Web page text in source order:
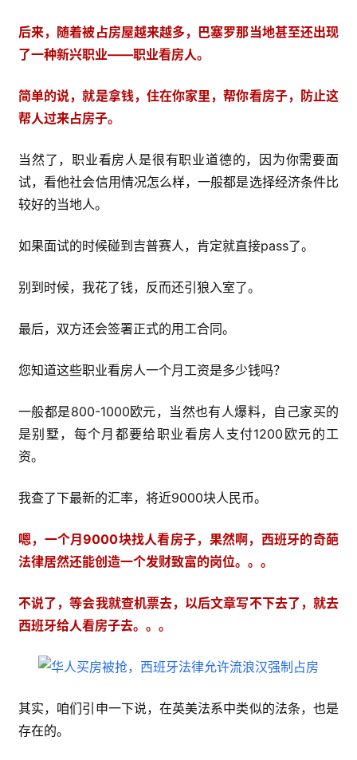
后来，随着被占房屋越来越多，巴塞罗那当地甚至还出现
了一种新兴职业——职业看房人。
简单的说，就是拿钱，住在你家里，帮你看房子，防止这
帮人过来占房子。
当然了，职业看房人是很有职业道德的，因为你需要面
试，看他社会信用情况怎么样，一般都是选择经济条件比
较好的当地人。
如果面试的时候碰到吉普赛人，肯定就直接pass了。
别到时候，我花了钱，反而还引狼入室了。
最后，双方还会签署正式的用工合同。
您知道这些职业看房人一个月工资是多少钱吗？
一般都是800-1000欧元，当然也有人爆料，自己家买的
是别墅，每个月都要给职业看房人支付1200欧元的工
资。
我查了下最新的汇率，将近9000块人民币。
嗯，一个月9000块找人看房子，果然啊，西班牙的奇葩
法律居然还能创造一个发财致富的岗位。。。
不说了，等会我就查机票去，以后文章写不下去了，就去
西班牙给人看房子去。。。
其实，咱们引申一下说，在英美法系中类似的法条，也是
存在的。